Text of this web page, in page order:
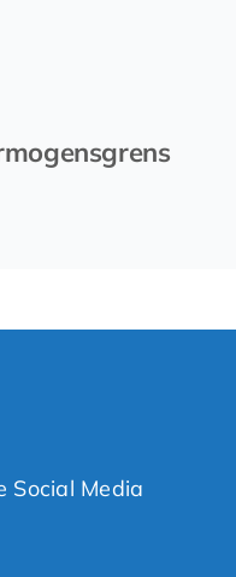
Social Media